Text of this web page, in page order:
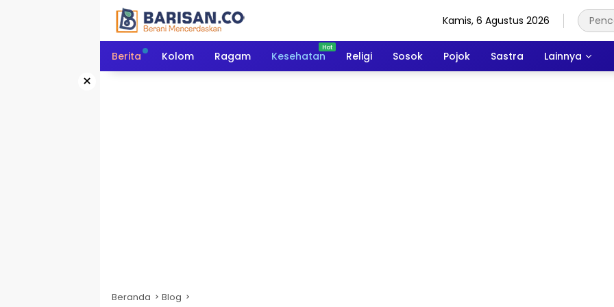
Kamis, 6 Agustus 2026
Berita Kolom Ragam Kesehatan Religi Sosok Pojok Sastra Lainnya
×
Beranda Blog